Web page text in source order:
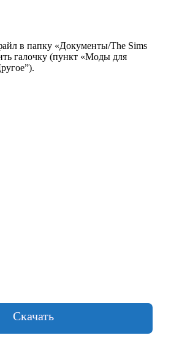
в папку «Документы/The Sims
галочку (пункт «Моды для
Скачать